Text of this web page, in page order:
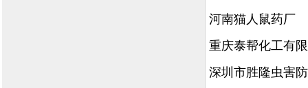
河南猫人鼠药厂
重庆泰帮化工有
深圳市胜隆虫害